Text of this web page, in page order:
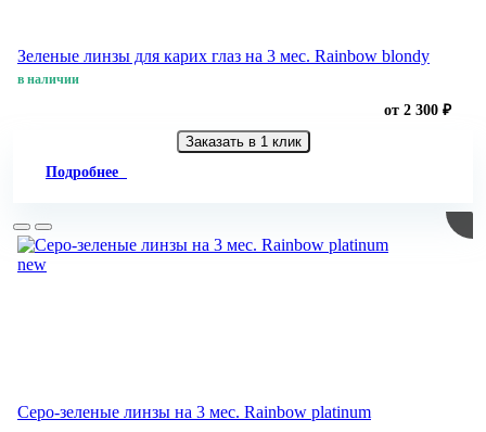
Зеленые линзы для карих глаз на 3 мес. Rainbow blondy
в наличии
от 2 300 ₽
Заказать в 1 клик
Подробнее
new
Серо-зеленые линзы на 3 мес. Rainbow platinum